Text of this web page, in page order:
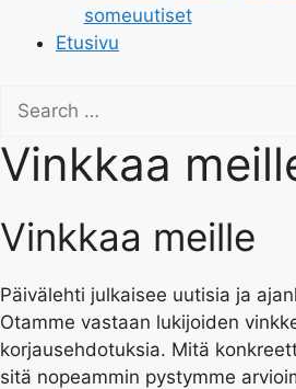
someuutiset
Etusivu
for:
Vinkkaa
Vinkkaa meille
Päivälehti julkaisee uutisia ja
Otamme vastaan lukijoiden
korjausehdotuksia. Mitä
sitä nopeammin pystymme